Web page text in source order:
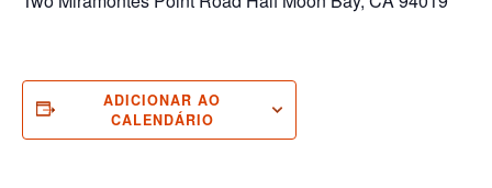
ADICIONAR AO
CALENDÁRIO